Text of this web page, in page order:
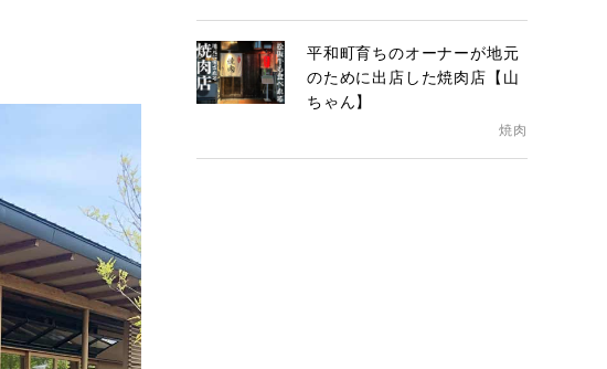
平和町育ちのオーナーが地元
のために出店した焼肉店【山
ちゃん】
焼肉